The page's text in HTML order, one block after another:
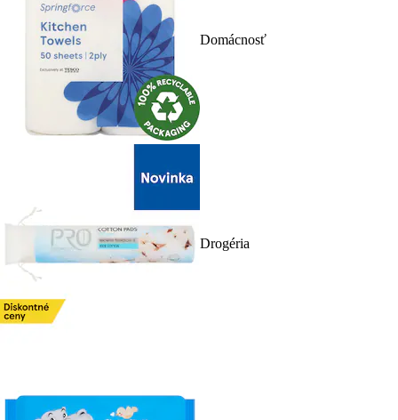
Domácnosť
Drogéria